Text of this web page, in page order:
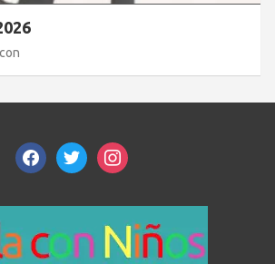
facebooktwitterinstagram